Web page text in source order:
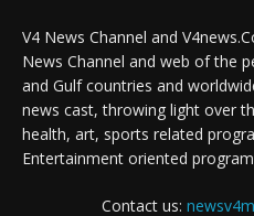
V4 News Channel and
News Channel and web of the
and Gulf countries and
news cast, throwing light over
health, art, sports related
Entertainment oriented
Contact us: